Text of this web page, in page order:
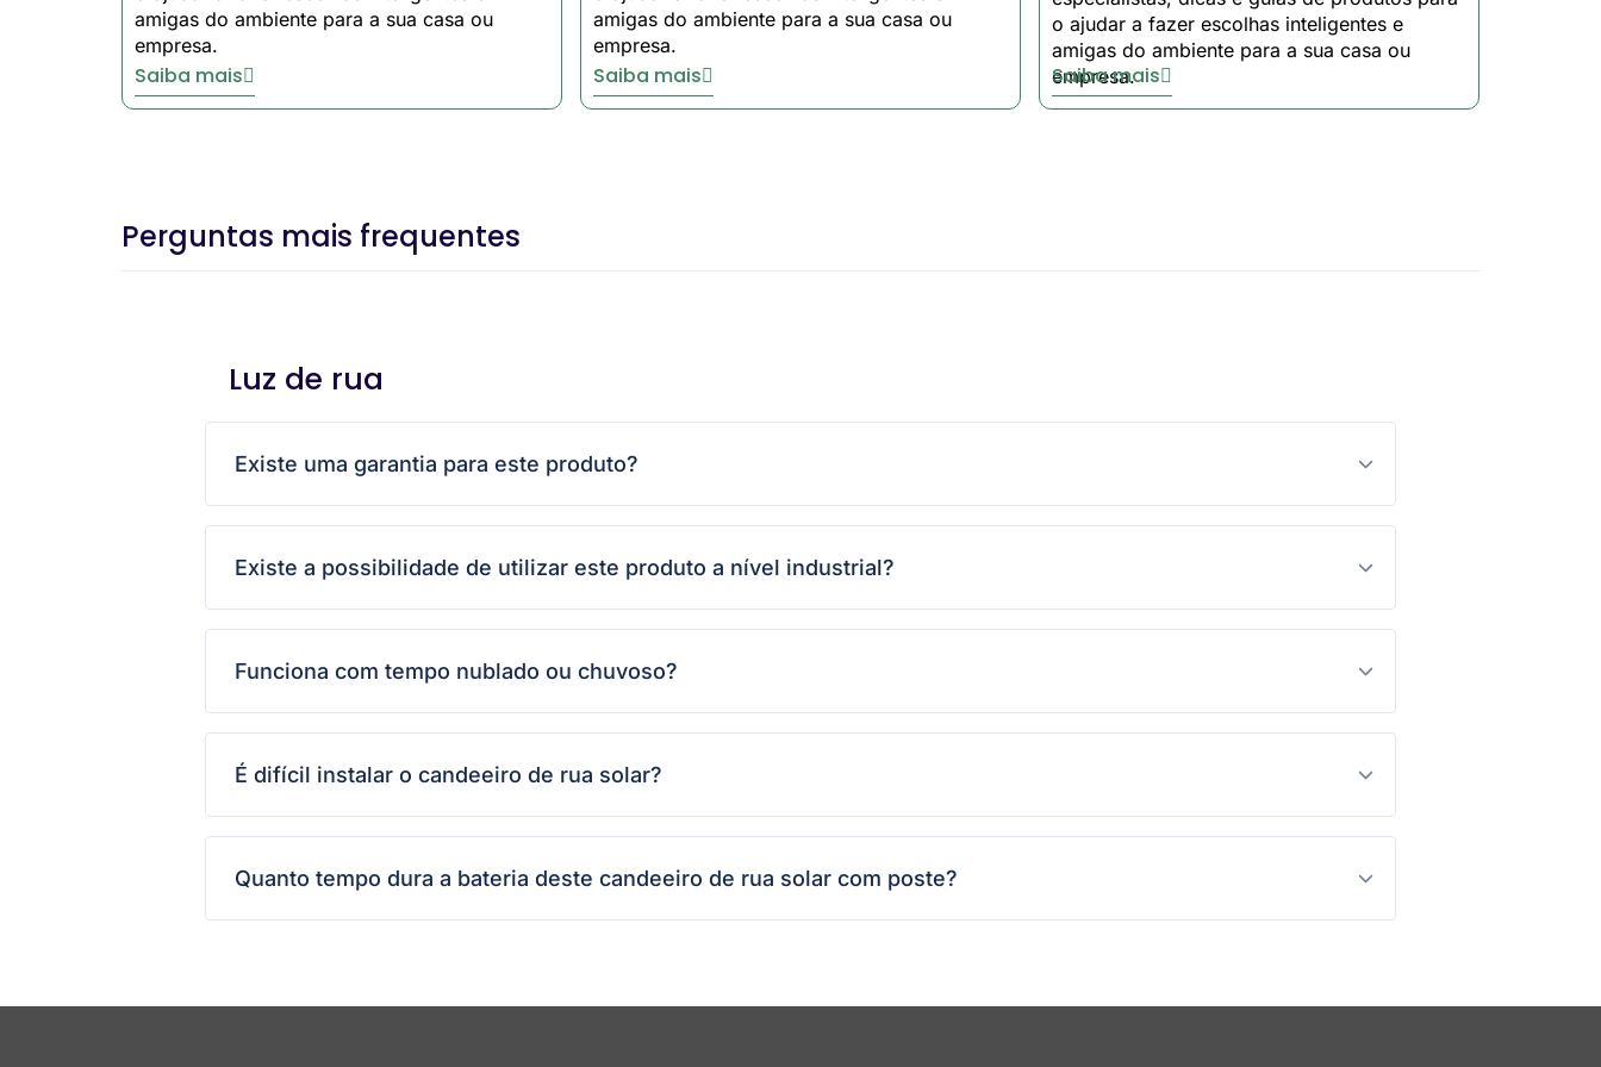
especializada. Junte-se a milhares de empresas que já estão a poupar dinheiro com as nossas soluções fiáveis de iluminação pública
solar.
amigas do ambiente para a sua casa ou
empresa.
Saiba mais
amigas do ambiente para a sua casa ou
empresa.
Saiba mais
o ajudar a fazer escolhas inteligentes e
amigas do ambiente para a sua casa ou
empresa.
Saiba mais
Perguntas mais frequentes
Luz de rua
Existe uma garantia para este produto?
Existe a possibilidade de utilizar este produto a nível industrial?
Funciona com tempo nublado ou chuvoso?
É difícil instalar o candeeiro de rua solar?
Quanto tempo dura a bateria deste candeeiro de rua solar com poste?